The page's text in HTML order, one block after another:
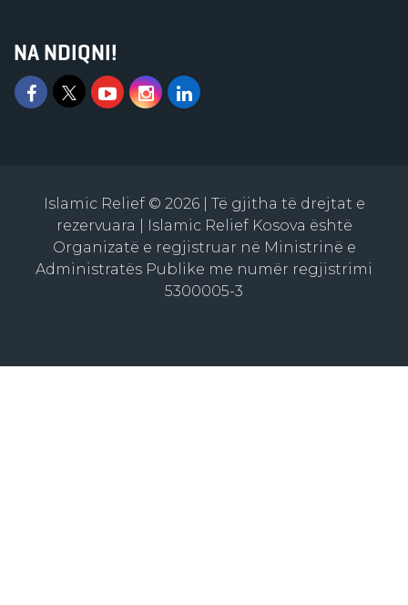
NA NDIQNI!
Islamic Relief © 2026 | Të gjitha të drejtat e
rezervuara | Islamic Relief Kosova është
Organizatë e regjistruar në Ministrinë e
Administratës Publike me numër regjistrimi
5300005-3